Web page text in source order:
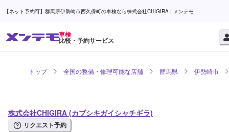
【ネット予約可】群馬県伊勢崎市西久保町の車検なら株式会社CHIGIRA | メンテモ
車検
比較・予約サービス
トップ 全国の整備・修理可能な店舗 群馬県 伊勢崎市
株式会社CHIGIRA (カブシキガイシャチギラ)
リクエスト予約